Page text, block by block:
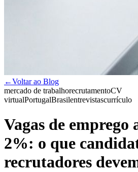
←Voltar ao Blog
mercado de trabalhorecrutamentoCV
virtualPortugalBrasilentrevistascurrículo
Vagas de emprego
2%: o que
recrutadores